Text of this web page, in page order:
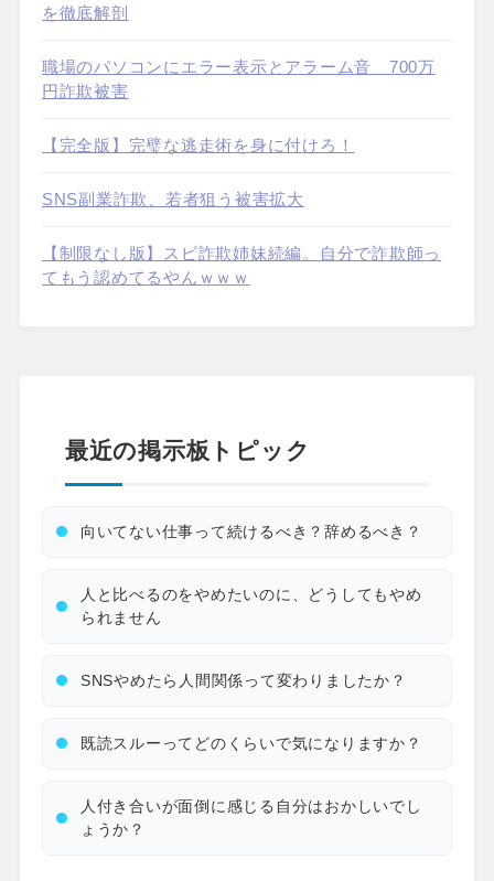
を徹底解剖
職場のパソコンにエラー表示とアラーム音 700万
円詐欺被害
【完全版】完璧な逃走術を身に付けろ！
SNS副業詐欺、若者狙う被害拡大
【制限なし版】スピ詐欺姉妹続編。自分で詐欺師っ
てもう認めてるやんｗｗｗ
最近の掲示板トピック
向いてない仕事って続けるべき？辞めるべき？
人と比べるのをやめたいのに、どうしてもやめ
られません
SNSやめたら人間関係って変わりましたか？
既読スルーってどのくらいで気になりますか？
人付き合いが面倒に感じる自分はおかしいでし
ょうか？